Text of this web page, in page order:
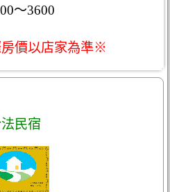
～3600
價以店家為準※
民宿